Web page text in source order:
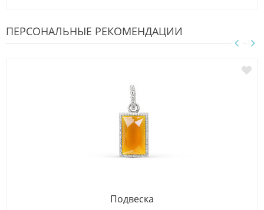
ПЕРСОНАЛЬНЫЕ РЕКОМЕНДАЦИИ
Подвеска